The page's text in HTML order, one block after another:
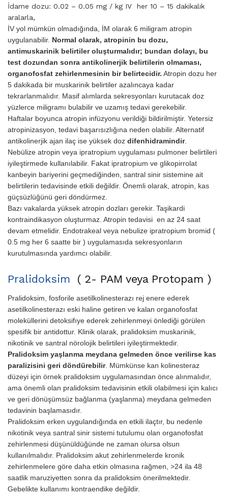
İdame dozu: 0.02 – 0.05 mg / kg IV her 10 – 15 dakikalık
aralarla,
İV yol mümkün olmadığında, İM olarak 6 miligram atropin
uygulanabilir. Normal ola­rak, atropinin bu dozu,
antimuskarinik belirtiler oluşturmalıdır; bundan dolayı, bu
test dozundan sonra antikolinerjik belirtilerin olmaması,
orga­nofosfat zehirlenmesinin bir belirtecidir. Atropin dozu her
5 dakikada bir muskarinik belirtiler azalıncaya kadar
tekrarlanmalıdır. Masif alımlarda sekresyonları kurutacak doz
yüzlerce miligramı bulabilir ve uzamış teda­vi gerekebilir.
Haftalar boyunca atropin infüzyonu verildiği bildirilmiştir. Yetersiz
atropinizasyon, tedavi başarısızlığına neden olabilir. Alternatif
antikolinerjik ajan ilaç ise yüksek doz difenhidramindir.
Nebülize atropin veya ipratropium uygulaması pulmoner belirtileri
iyileştirmede kullanılabilir. Fakat ipratropium ve glikopirrolat
kanbeyin bariyerini geçmediğinden, santral sinir sistemine ait
belirtilerin tedavisinde etkili değildir. Önemli olarak, atropin, kas
güçsüzlüğünü geri döndürmez.
Bazı vakalarda yüksek atropin dozları gerekir. Taşikardi
kontraindikasyon oluşturmaz. Atropin tedavisi en az 24 saat
devam etmelidir. Endotrakeal veya nebulize ipratropium bromid (
0.5 mg her 6 saatte bir ) uygulamasıda sekresyonların
kurutulmasında yardımcı olabilir.
Pralidoksim ( 2- PAM veya Protopam )
Pralidoksim, fosforile asetilkolinesterazı rej enere ederek
asetilkolinesterazı eski haline geti­ren ve kalan organofosfat
moleküllerini detoksifıye ederek zehirlenme­yi önlediği görülen
spesifik bir antidottur. Klinik olarak, pralidoksim muskarinik,
nikotinik ve santral nörolojik belirtileri iyileştirmektedir.
Pralidoksim yaşlanma meydana gelmeden önce verilirse kas
paralizisini geri döndürebilir. Mümkünse kan kolinesteraz
düzeyi için örnek prali­doksim uygulamasından önce alınmalıdır,
ama önemli olan pralidok­sim tedavisinin etkili olabilmesi için kalıcı
ve geri dönüşümsüz bağlan­ma (yaşlanma) meydana gelmeden
tedavinin başlamasıdır.
Pralidoksim erken uygulandığında en etkili ilaçtır, bu nedenle
nikotinik veya santral sinir sistemi tutulumu olan organofosfat
zehirlenmesi düşünüldüğünde ne zaman olursa olsun
kullanılmalıdır. Pralidoksim akut zehirlenmelerde kronik
zehirlenmelere göre daha etkin olmasına rağmen, >24 ila 48
saatlik maruziyetten sonra da pralidoksim öneril­mektedir.
Gebelikte kullanımı kontraendike değildir.